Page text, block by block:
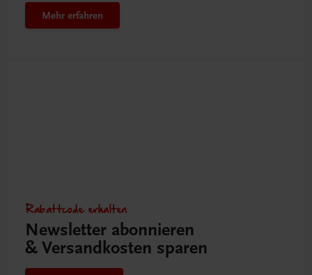
Mehr erfahren
Rabattcode erhalten
Newsletter abonnieren
& Versandkosten sparen